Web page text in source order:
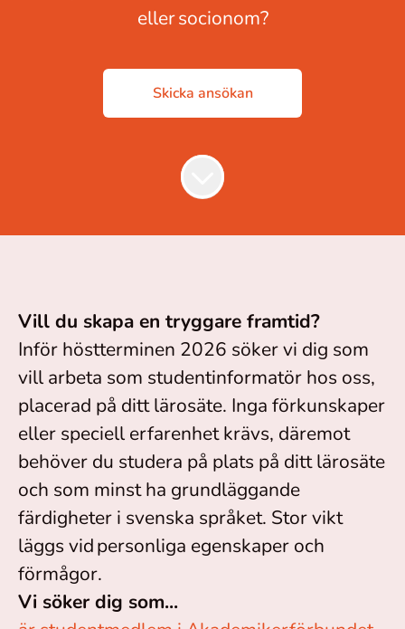
eller socionom?
Skicka ansökan
Vill du skapa en tryggare framtid?
Inför höstterminen 2026 söker vi dig som
vill arbeta som studentinformatör hos oss,
placerad på ditt lärosäte. Inga förkunskaper
eller speciell erfarenhet krävs, däremot
behöver du studera på plats på ditt lärosäte
och som minst ha grundläggande
färdigheter i svenska språket. Stor vikt
läggs vid personliga egenskaper och
förmågor.
Vi söker dig som...